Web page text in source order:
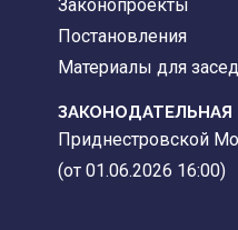
Законопроекты
Постановления
Материалы для
ЗАКОНОДАТЕЛЬНАЯ
Приднестровской
(от 01.06.2026 16:00)